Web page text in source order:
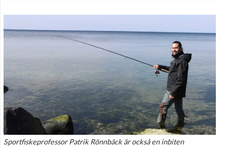
Sportfiskeprofessor Patrik Rönnbäck är också en inbiten